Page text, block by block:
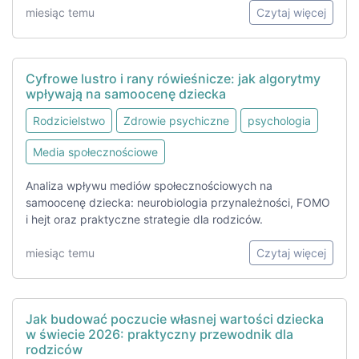
miesiąc temu Czytaj więcej
Cyfrowe lustro i rany rówieśnicze: jak algorytmy
wpływają na samoocenę dziecka
Rodzicielstwo Zdrowie psychiczne psychologia
Media społecznościowe
Analiza wpływu mediów społecznościowych na
samoocenę dziecka: neurobiologia przynależności, FOMO
i hejt oraz praktyczne strategie dla rodziców.
miesiąc temu Czytaj więcej
Jak budować poczucie własnej wartości dziecka
w świecie 2026: praktyczny przewodnik dla
rodziców